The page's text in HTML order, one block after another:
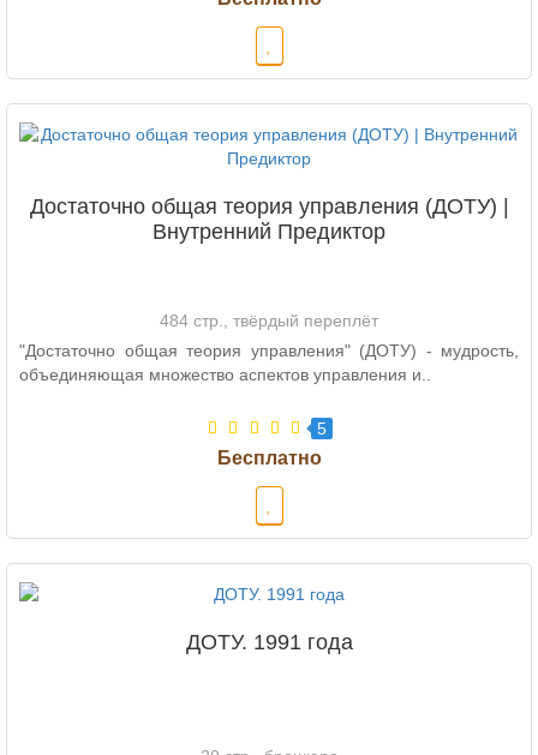
Достаточно общая теория управления (ДОТУ) |
Внутренний Предиктор
484 стр., твёрдый переплёт
"Достаточно общая теория управления" (ДОТУ) - мудрость,
объединяющая множество аспектов управления и..
5
ДОТУ. 1991 года